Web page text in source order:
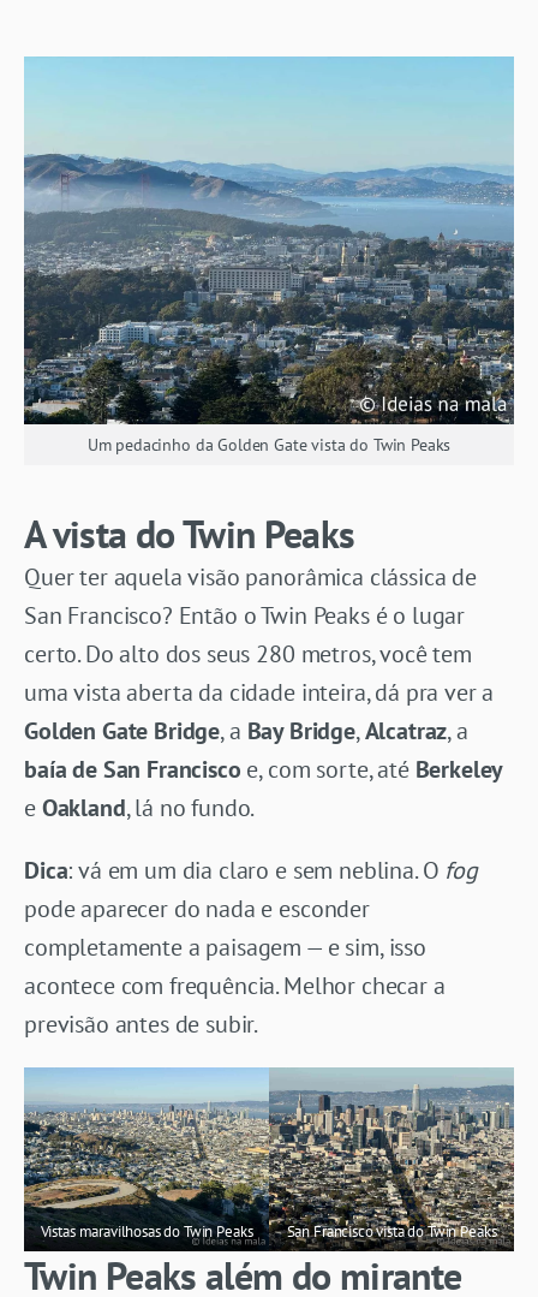
Um pedacinho da Golden Gate vista do Twin Peaks
A vista do Twin Peaks
Quer ter aquela visão panorâmica clássica de
San Francisco? Então o Twin Peaks é o lugar
certo. Do alto dos seus 280 metros, você tem
uma vista aberta da cidade inteira, dá pra ver a
Golden Gate Bridge, a Bay Bridge,Alcatraz, a
baía de San Francisco e, com sorte, até Berkeley
eOakland, lá no fundo.
Dica: vá em um dia claro e sem neblina. O fog
pode aparecer do nada e esconder
completamente a paisagem — e sim, isso
acontece com frequência. Melhor checar a
previsão antes de subir.
Vistas maravilhosas do Twin Peaks San Francisco vista do Twin Peaks
Twin Peaks além do mirante